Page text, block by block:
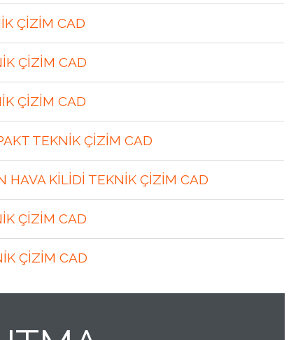
ÇIZIM CAD
ÇIZIM CAD
ÇIZIM CAD
TEKNIK ÇIZIM CAD
HAVA KILIDI TEKNIK ÇIZIM CAD
ÇIZIM CAD
ÇIZIM CAD